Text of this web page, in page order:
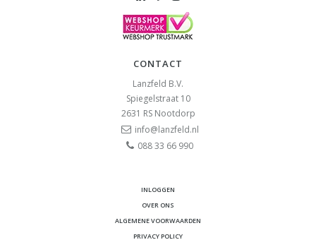
CONTACT
Lanzfeld B.V.
Spiegelstraat 10
2631 RS Nootdorp
info@lanzfeld.nl
088 33 66 990
INLOGGEN
OVER ONS
ALGEMENE VOORWAARDEN
PRIVACY POLICY